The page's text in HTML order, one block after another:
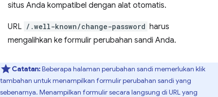
situs Anda kompatibel dengan alat otomatis.
URL /.well-known/change-password harus
mengalihkan ke formulir perubahan sandi Anda.
Catatan:Beberapa halaman perubahan sandi memerlukan klik
tambahan untuk menampilkan formulir perubahan sandi yang
sebenarnya. Menampilkan formulir secara langsung di URL yang